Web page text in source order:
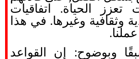
تعزز الحياة. اتفاقيات
وثقافية وغيرها. في هذا
وبوضوح: إن القواعد